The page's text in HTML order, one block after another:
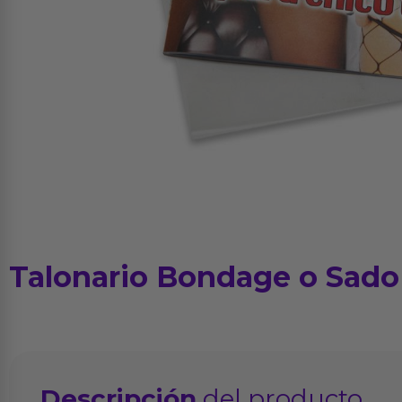
Talonario Bondage o